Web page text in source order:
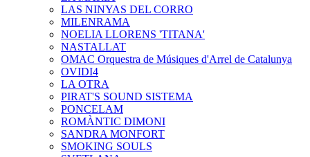
LAS NINYAS DEL CORRO
MILENRAMA
NOELIA LLORENS 'TITANA'
NASTALLAT
OMAC Orquestra de Músiques d'Arrel de Catalunya
OVIDI4
LA OTRA
PIRAT'S SOUND SISTEMA
PONCELAM
ROMÀNTIC DIMONI
SANDRA MONFORT
SMOKING SOULS